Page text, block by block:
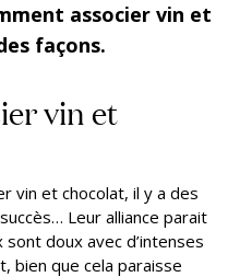
associer vin et
façons.
vin et
vin et chocolat, il y a des
Leur alliance parait
doux avec d’intenses
bien que cela paraisse